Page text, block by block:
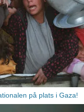
på plats i Gaza!